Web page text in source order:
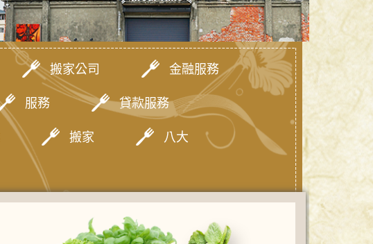
搬家公司 金融服務
服務 貸款服務
搬家 八大